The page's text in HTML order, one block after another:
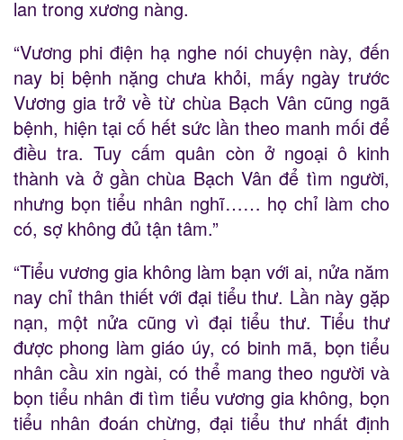
lan trong xương nàng.
“Vương phi điện hạ nghe nói chuyện này, đến
nay bị bệnh nặng chưa khỏi, mấy ngày trước
Vương gia trở về từ chùa Bạch Vân cũng ngã
bệnh, hiện tại cố hết sức lần theo manh mối để
điều tra. Tuy cấm quân còn ở ngoại ô kinh
thành và ở gần chùa Bạch Vân để tìm người,
nhưng bọn tiểu nhân nghĩ…… họ chỉ làm cho
có, sợ không đủ tận tâm.”
“Tiểu vương gia không làm bạn với ai, nửa năm
nay chỉ thân thiết với đại tiểu thư. Lần này gặp
nạn, một nửa cũng vì đại tiểu thư. Tiểu thư
được phong làm giáo úy, có binh mã, bọn tiểu
nhân cầu xin ngài, có thể mang theo người và
bọn tiểu nhân đi tìm tiểu vương gia không, bọn
tiểu nhân đoán chừng, đại tiểu thư nhất định